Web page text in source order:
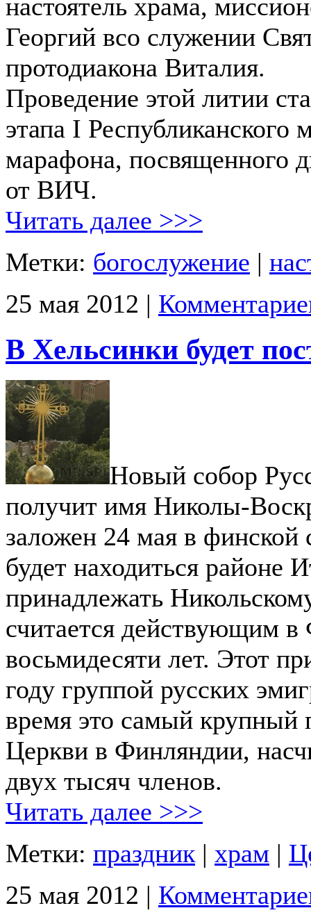
настоятель храма,
Георгий всо служении
протодиакона Виталия.
Проведение этой литии
этапа I Республиканского
марафона, посвященного
от ВИЧ.
Читать далее >>>
Метки: богослужение |
25 мая 2012 |
В Хельсинки будет
Новый собор
получит имя Николы-
заложен 24 мая в финской
будет находиться районе
принадлежать
считается действующим
восьмидесяти лет. Этот
году группой русских
время это самый крупный
Церкви в Финляндии,
двух тысяч членов.
Читать далее >>>
Метки: праздник | храм |
25 мая 2012 |